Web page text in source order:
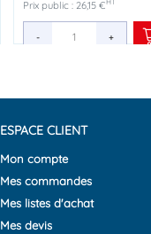
Prix public : 26,15 €HT
- +
ESPACE CLIENT
Mon compte
Mes commandes
Mes listes d'achat
Mes devis